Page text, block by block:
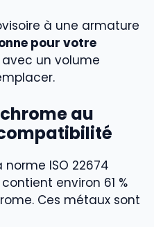
à une armature
pour votre
un volume
au
ISO 22674
environ 61 %
Ces métaux sont